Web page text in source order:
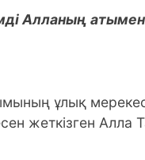
Алланың
ұлық
жеткізген Алла